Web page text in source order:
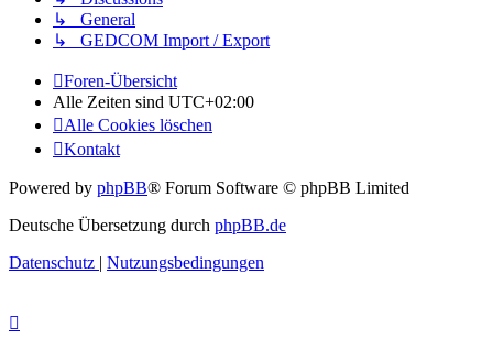
↳ General
↳ GEDCOM Import / Export
Foren-Übersicht
Alle Zeiten sind UTC+02:00
Alle Cookies löschen
Kontakt
Powered by phpBB® Forum Software © phpBB Limited
Deutsche Übersetzung durch phpBB.de
Datenschutz | Nutzungsbedingungen